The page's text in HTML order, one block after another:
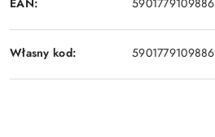
5901779109886
Własny kod: 5901779109886